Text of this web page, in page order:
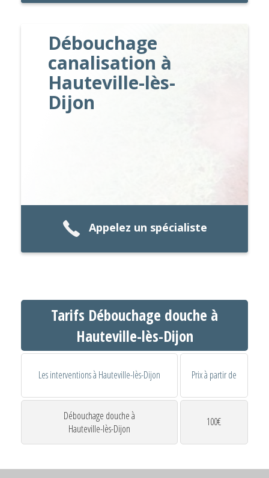
Débouchage
canalisation à
Hauteville-lès-
Dijon
Appelez un spécialiste
Tarifs Débouchage douche à
Hauteville-lès-Dijon
Les interventions à Hauteville-lès-Dijon Prix à partir de
Débouchage douche à
Hauteville-lès-Dijon
100€